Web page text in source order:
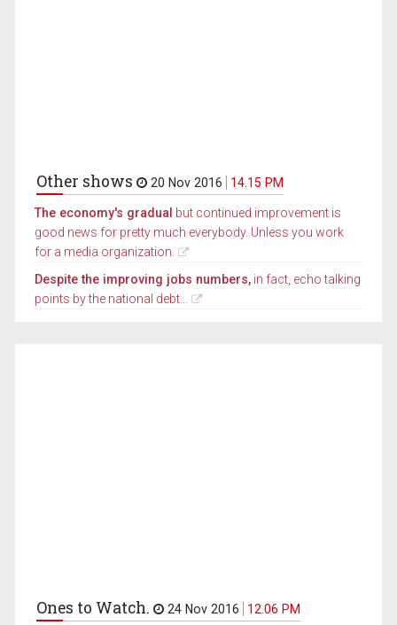
Other shows 20 Nov 2016 14.15 PM
The economy's gradual but continued improvement is
good news for pretty much everybody. Unless you work
for a media organization.
Despite the improving jobs numbers, in fact, echo talking
points by the national debt...
Ones to Watch. 24 Nov 2016 12.06 PM